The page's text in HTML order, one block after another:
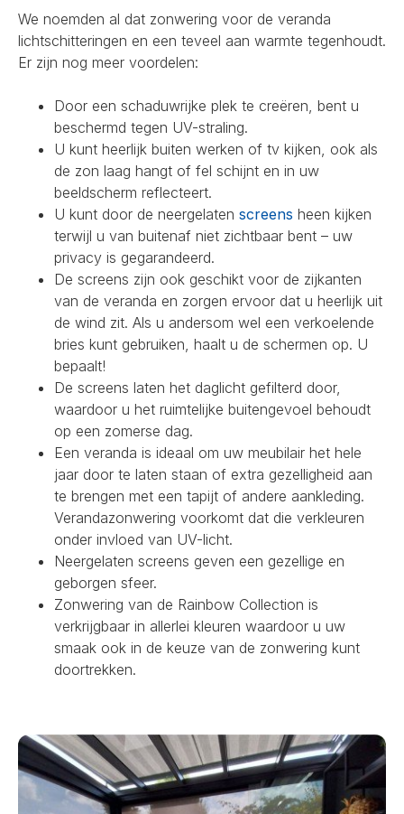
We noemden al dat zonwering voor de veranda
lichtschitteringen en een teveel aan warmte tegenhoudt.
Er zijn nog meer voordelen:
Door een schaduwrijke plek te creëren, bent u
beschermd tegen UV-straling.
U kunt heerlijk buiten werken of tv kijken, ook als
de zon laag hangt of fel schijnt en in uw
beeldscherm reflecteert.
U kunt door de neergelaten screens heen kijken
terwijl u van buitenaf niet zichtbaar bent – uw
privacy is gegarandeerd.
De screens zijn ook geschikt voor de zijkanten
van de veranda en zorgen ervoor dat u heerlijk uit
de wind zit. Als u andersom wel een verkoelende
bries kunt gebruiken, haalt u de schermen op. U
bepaalt!
De screens laten het daglicht gefilterd door,
waardoor u het ruimtelijke buitengevoel behoudt
op een zomerse dag.
Een veranda is ideaal om uw meubilair het hele
jaar door te laten staan of extra gezelligheid aan
te brengen met een tapijt of andere aankleding.
Verandazonwering voorkomt dat die verkleuren
onder invloed van UV-licht.
Neergelaten screens geven een gezellige en
geborgen sfeer.
Zonwering van de Rainbow Collection is
verkrijgbaar in allerlei kleuren waardoor u uw
smaak ook in de keuze van de zonwering kunt
doortrekken.